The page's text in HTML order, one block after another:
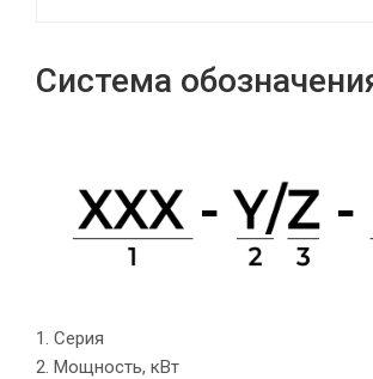
Система
1. Серия
2. Мощность, кВт